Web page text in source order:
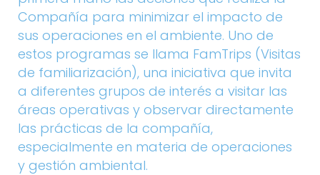
Compañía para minimizar el impacto de
sus operaciones en el ambiente. Uno de
estos programas se llama FamTrips (Visitas
de familiarización), una iniciativa que invita
a diferentes grupos de interés a visitar las
áreas operativas y observar directamente
las prácticas de la compañía,
especialmente en materia de operaciones
y gestión ambiental.